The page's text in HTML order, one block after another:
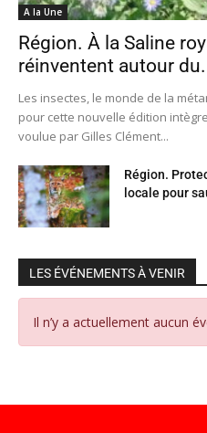
A la Une
Région. À la Saline
réinventent autour
Les insectes, le monde de la
pour cette nouvelle édition
voulue par Gilles Clément...
Région.
locale pour
LES ÉVÉNEMENTS À VENIR
Il n’y a actuellement aucun